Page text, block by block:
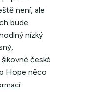
není, ale
bude
nízký
české
Hope něco